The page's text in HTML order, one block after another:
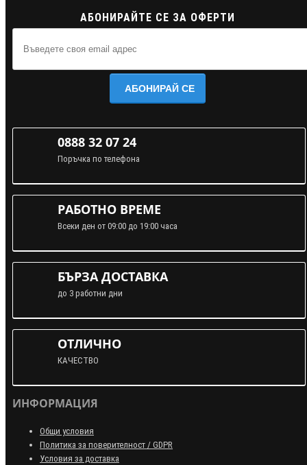
АБОНИРАЙТЕ СЕ ЗА ОФЕРТИ
АБОНИРАЙ СЕ
0888 32 07 24
Поръчка по телефона
РАБОТНО ВРЕМЕ
Всеки ден от 09:00 до 19:00 часа
БЪРЗА ДОСТАВКА
до 3 работни дни
ОТЛИЧНО
КАЧЕСТВО
ИНФОРМАЦИЯ
Общи условия
Политика за поверителност / GDPR
Условия за доставка